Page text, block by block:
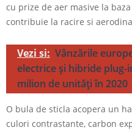
cu prize de aer masive la
contribuie la racire si
Vezi si: Vânzările
electrice și hibride plug-
milion de unități în 2020
O bula de sticla acopera un
culori contrastante, carbon